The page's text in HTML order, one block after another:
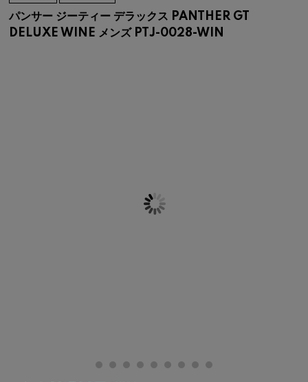
パンサー ジーティー デラックス PANTHER GT
DELUXE WINE メンズ PTJ-0028-WIN